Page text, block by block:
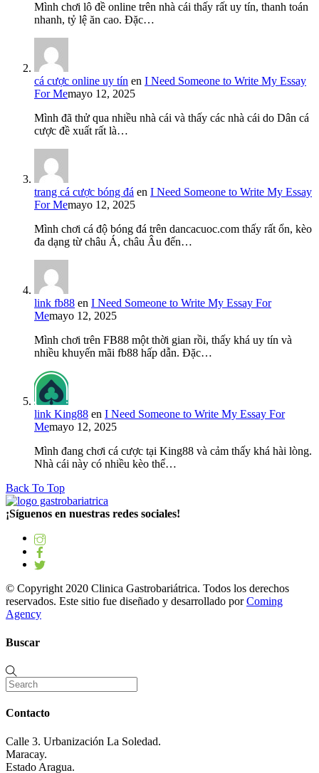
Mình chơi lô đề online trên nhà cái thấy rất uy tín, thanh toán
nhanh, tỷ lệ ăn cao. Đặc…
cá cược online uy tín en I Need Someone to Write My Essay
For Memayo 12, 2025
Mình đã thử qua nhiều nhà cái và thấy các nhà cái do Dân cá
cược đề xuất rất là…
trang cá cược bóng đá en I Need Someone to Write My Essay
For Memayo 12, 2025
Mình chơi cá độ bóng đá trên dancacuoc.com thấy rất ổn, kèo
đa dạng từ châu Á, châu Âu đến…
link fb88 en I Need Someone to Write My Essay For
Memayo 12, 2025
Mình chơi trên FB88 một thời gian rồi, thấy khá uy tín và
nhiều khuyến mãi fb88 hấp dẫn. Đặc…
link King88 en I Need Someone to Write My Essay For
Memayo 12, 2025
Mình đang chơi cá cược tại King88 và cảm thấy khá hài lòng.
Nhà cái này có nhiều kèo thể…
Back To Top
¡Síguenos en nuestras redes sociales!
© Copyright 2020 Clinica Gastrobariátrica. Todos los derechos
reservados. Este sitio fue diseñado y desarrollado porComing
Agency
Buscar
Contacto
Calle 3. Urbanización La Soledad.
Maracay.
Estado Aragua.